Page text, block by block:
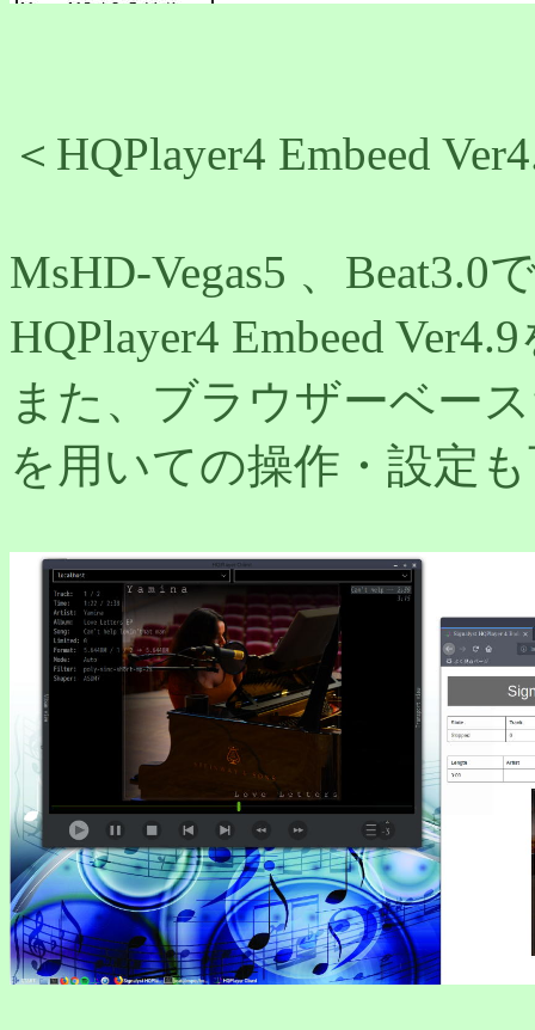
＜HQPlayer4 Embeed
MsHD-Vegas5 、
HQPlayer4 Embeed
また、ブラウザーベー
を用いての操作・設定